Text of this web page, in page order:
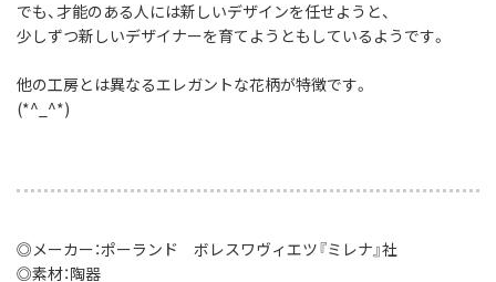
でも、才能のある人には新しいデザインを任せようと、
少しずつ新しいデザイナーを育てようともしているようです。
他の工房とは異なるエレガントな花柄が特徴です。
(*^_^*)
◎メーカー：ポーランド ボレスワヴィエツ『ミレナ』社
◎素材：陶器